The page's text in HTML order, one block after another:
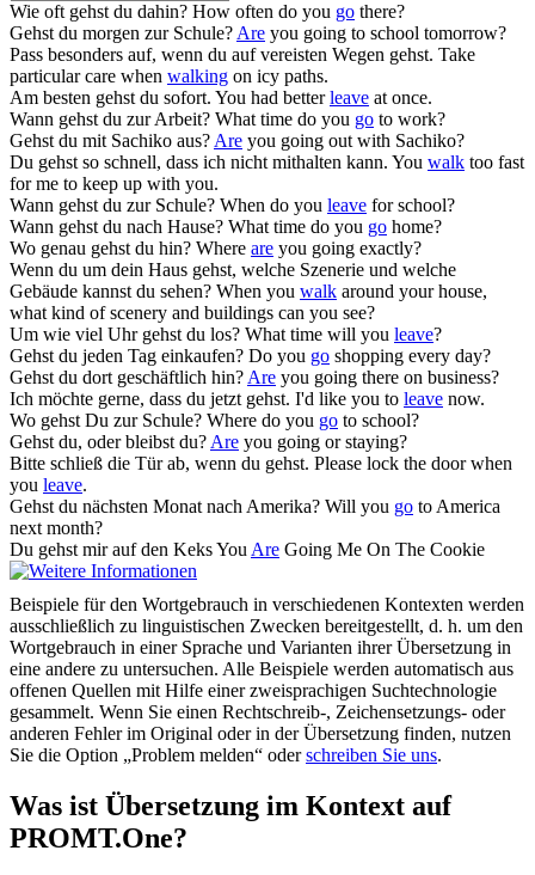
Wie oft gehstdu dahin? How often do you go there?
Gehstdu morgen zur Schule?Are you going to school tomorrow?
Pass besonders auf, wenn du auf vereisten Wegen gehst. Take
particular care when walking on icy paths.
Am besten gehstdu sofort. You had betterleave at once.
Wann gehstdu zur Arbeit? What time do you go to work?
Gehstdu mit Sachiko aus?Are you going out with Sachiko?
Du gehstso schnell, dass ich nicht mithalten kann. You walk too fast
for me to keep up with you.
Wann gehstdu zur Schule? When do you leave for school?
Wann gehstdu nach Hause? What time do you go home?
Wo genau gehstdu hin? Where are you going exactly?
Wenn du um dein Haus gehst, welche Szenerie und welche
Gebäude kannst du sehen? When you walk around your house,
what kind of scenery and buildings can you see?
Um wie viel Uhr gehstdu los? What time will you leave?
Gehstdu jeden Tag einkaufen? Do you go shopping every day?
Gehstdu dort geschäftlich hin?Are you going there on business?
Ich möchte gerne, dass du jetzt gehst. I'd like you to leave now.
Wo gehstDu zur Schule? Where do you go to school?
Gehstdu, oder bleibst du?Are you going or staying?
Bitte schließ die Tür ab, wenn du gehst. Please lock the door when
you leave.
Gehstdu nächsten Monat nach Amerika? Will you go to America
next month?
Du gehstmir auf den KeksYouAre Going Me On The Cookie
Beispiele für den Wortgebrauch in verschiedenen Kontexten werden
ausschließlich zu linguistischen Zwecken bereitgestellt, d. h. um den
Wortgebrauch in einer Sprache und Varianten ihrer Übersetzung in
eine andere zu untersuchen. Alle Beispiele werden automatisch aus
offenen Quellen mit Hilfe einer zweisprachigen Suchtechnologie
gesammelt. Wenn Sie einen Rechtschreib-, Zeichensetzungs- oder
anderen Fehler im Original oder in der Übersetzung finden, nutzen
Sie die Option „Problem melden“ oderschreiben Sie uns.
Was ist Übersetzung im Kontext auf
PROMT.One?